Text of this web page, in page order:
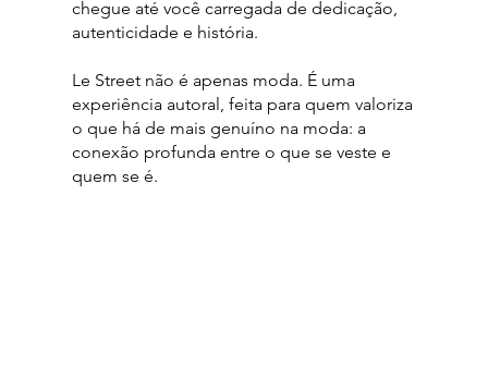
chegue até você carregada de dedicação,
autenticidade e história.
Le Street não é apenas moda. É uma
experiência autoral, feita para quem valoriza
o que há de mais genuíno na moda: a
conexão profunda entre o que se veste e
quem se é.